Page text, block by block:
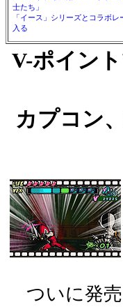
士たち」
「イース」シリーズとコラボ
入る
V-ポイン
カプコン
ついに発売